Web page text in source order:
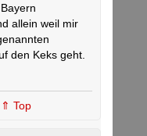
allein weil mir
den Keks geht.
⇑ Top